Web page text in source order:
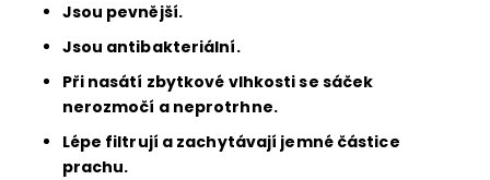
Jsou pevnější.
Jsou antibakteriální.
Při nasátí zbytkové vlhkosti se sáček
nerozmočí a neprotrhne.
Lépe filtrují a zachytávají jemné částice
prachu.